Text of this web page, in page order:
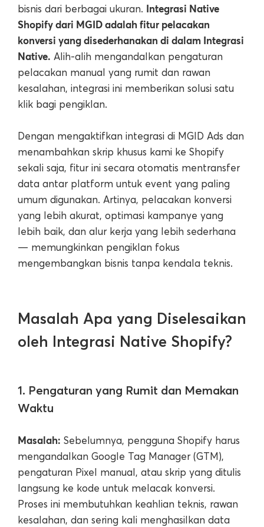
bisnis dari berbagai ukuran. Integrasi Native
Shopify dari MGID adalah fitur pelacakan
konversi yang disederhanakan di dalam Integrasi
Native. Alih-alih mengandalkan pengaturan
pelacakan manual yang rumit dan rawan
kesalahan, integrasi ini memberikan solusi satu
klik bagi pengiklan.
Dengan mengaktifkan integrasi di MGID Ads dan
menambahkan skrip khusus kami ke Shopify
sekali saja, fitur ini secara otomatis mentransfer
data antar platform untuk event yang paling
umum digunakan. Artinya, pelacakan konversi
yang lebih akurat, optimasi kampanye yang
lebih baik, dan alur kerja yang lebih sederhana
— memungkinkan pengiklan fokus
mengembangkan bisnis tanpa kendala teknis.
Masalah Apa yang Diselesaikan
oleh Integrasi Native Shopify?
1. Pengaturan yang Rumit dan Memakan
Waktu
Masalah: Sebelumnya, pengguna Shopify harus
mengandalkan Google Tag Manager (GTM),
pengaturan Pixel manual, atau skrip yang ditulis
langsung ke kode untuk melacak konversi.
Proses ini membutuhkan keahlian teknis, rawan
kesalahan, dan sering kali menghasilkan data